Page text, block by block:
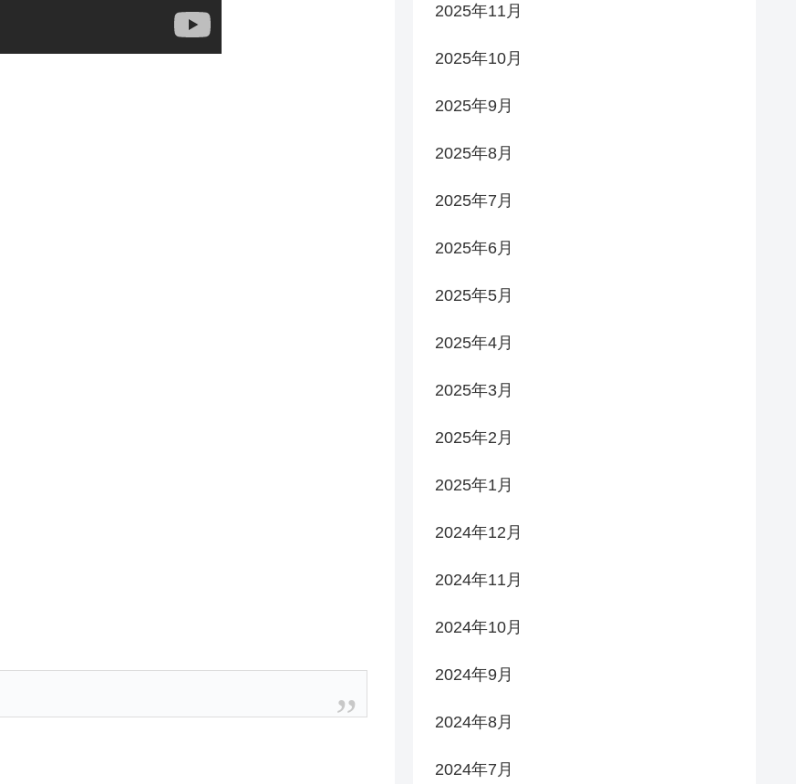
2025年11月
2025年10月
2025年9月
2025年8月
2025年7月
2025年6月
2025年5月
2025年4月
2025年3月
2025年2月
2025年1月
2024年12月
2024年11月
2024年10月
2024年9月
2024年8月
2024年7月